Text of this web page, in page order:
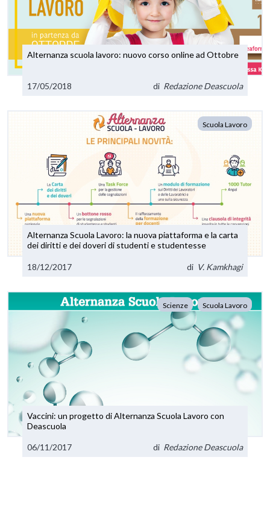
Alternanza scuola lavoro: nuovo corso online ad Ottobre
17/05/2018 di Redazione Deascuola
Scuola Lavoro
Alternanza Scuola Lavoro: la nuova piattaforma e la carta
dei diritti e dei doveri di studenti e studentesse
18/12/2017 di V. Kamkhagi
Scienze Scuola Lavoro
Vaccini: un progetto di Alternanza Scuola Lavoro con
Deascuola
06/11/2017 di Redazione Deascuola